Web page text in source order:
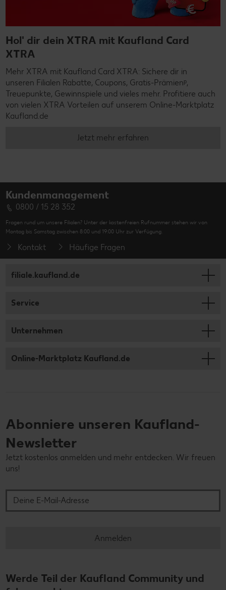
Hol' dir dein XTRA mit Kaufland Card
XTRA
Mehr XTRA mit Kaufland Card XTRA: Sichere dir in
unseren Filialen Rabatte, Coupons, Gratis-Prämienᵖ,
Treuepunkte, Gewinnspiele und vieles mehr. Profitiere auch
von vielen XTRA Vorteilen auf unserem Online-Marktplatz
Kaufland.de
Jetzt mehr erfahren
Kundenmanagement
0800 / 15 28 352
Fragen rund um unsere Filialen? Unter der kostenfreien Rufnummer stehen wir von
Montag bis Samstag zwischen 8:00 und 19:00 Uhr zur Verfügung.
Kontakt Häufige Fragen
filiale.kaufland.de
Service
Unternehmen
Online-Marktplatz Kaufland.de
Abonniere unseren Kaufland-
Newsletter
Jetzt kostenlos anmelden und mehr entdecken. Wir freuen
uns!
Anmelden
Werde Teil der Kaufland Community und